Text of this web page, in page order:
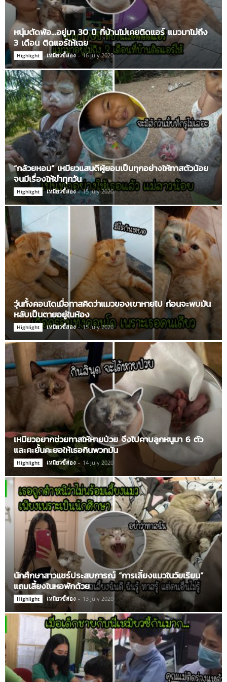
หนุ่มตัดพ้อ…อยู่มา 30 ปี ที่บ้านไม่เคยติดแอร์ แมวมาไม่ถึง
3 เดือน ติดแอร์ให้เฉย
Highlight เหมียวขี้ส่อง - 16 July 2020
“กล้วยหอม” เหมียวแสนดีผู้ยอมเป็นทุกอย่างให้ทาสตัวน้อย
จนมีเรื่องให้ขำทุกวัน
Highlight เหมียวขี้ส่อง - 15 July 2020
วุ่นทั้งคอนโดเมื่อทาสคิดว่าแมวของเขาหายไป ก่อนจะพบมัน
หลับเป็นตายอยู่ในห้อง
Highlight เหมียวขี้ส่อง - 15 July 2020
เหมียวอยากช่วยทาสให้หายป่วย จึงไปคาบลูกหนูมา 6 ตัว
และคะยั้นคะยอให้เธอกินพวกมัน
Highlight เหมียวขี้ส่อง - 14 July 2020
นักศึกษาสาวแชร์ประสบการณ์ “การเลี้ยงแมวในวัยเรียน”
แถมเลี้ยงในหอพักด้วย
Highlight เหมียวขี้ส่อง - 13 July 2020